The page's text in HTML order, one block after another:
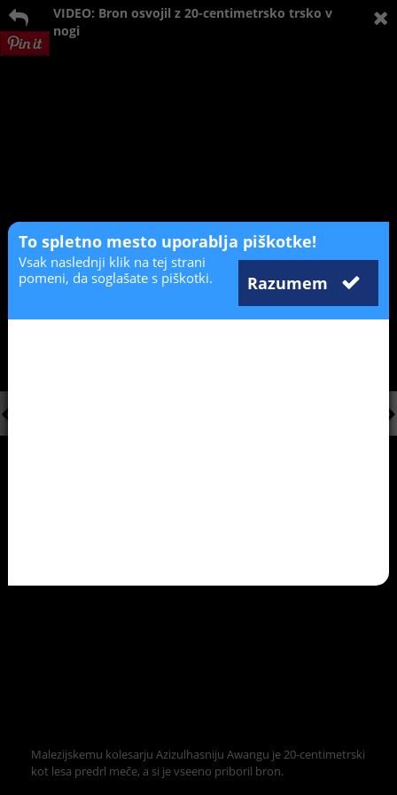
VIDEO: Bron osvojil z 20-centimetrsko trsko v
nogi
Malezijskemu kolesarju Azizulhasniju Awangu je 20-centimetrski
kot lesa predrl meče, a si je vseeno priboril bron.
To spletno mesto uporablja piškotke!
Razumem
Vsak naslednji klik na tej strani
pomeni, da soglašate s piškotki.